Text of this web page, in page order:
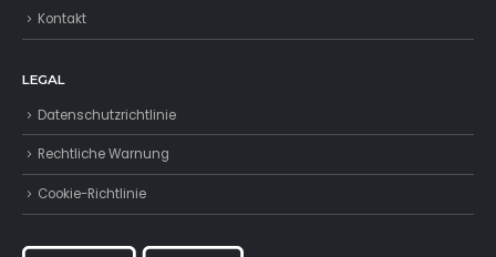
Kontakt
LEGAL
Datenschutzrichtlinie
Rechtliche Warnung
Cookie-Richtlinie